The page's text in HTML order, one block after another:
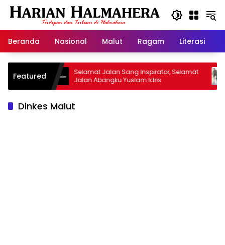
Langsung
Beranda
Nasional Malut Ragam Literasi
Featured Selamat Jalan Sang Inspirator, Selamat
Jalan Abangku Yuslam Idris
Dinkes Malut